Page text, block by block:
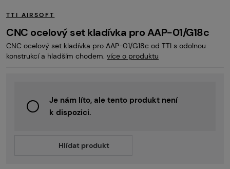
Náhradní díly / upgrade Příslušenství ke zbraním
II.Jakost Vstupenky na akce Dětské tábory
TTI AIRSOFT
CNC ocelový set kladívka pro AAP-01/G18c
CNC ocelový set kladívka pro AAP-01/G18c od TTI s odolnou
konstrukcí a hladším chodem. více o produktu
Je nám líto, ale tento produkt není
k dispozici.
Hlídat produkt